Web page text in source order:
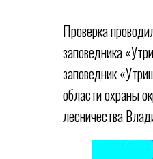
Проверка
заповедника
заповедник
области охраны
лесничества